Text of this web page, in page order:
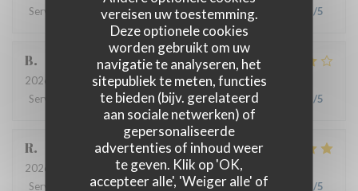
vereisen uw toestemming.
Deze optionele cookies
worden gebruikt om uw
navigatie te analyseren, het
sitepubliek te meten, functies
te bieden (bijv. gerelateerd
aan sociale netwerken) of
gepersonaliseerde
advertenties of inhoud weer
te geven. Klik op 'OK,
accepteer alle', 'Weiger alle' of
Service
Atmosfeer:5 /5 Keuken: 5/5 Kwaliteit / Prijs /5
B
2026-07-08
- 20:00 - Gasten 4
Service
Atmosfeer :4/5 Keuken:4 /5 Kwaliteit / Prijs /5
R
2026-06-17
- 13:00 - Gasten 3
Service
Atmosfeer: 4/5 Keuken: 5/5 Kwaliteit / Prijs /5